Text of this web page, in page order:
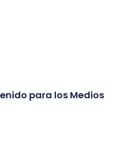
para los Medios